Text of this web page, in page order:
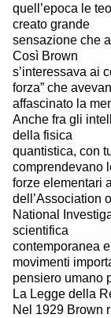
quell’epoca le
creato grande
sensazione che
Così Brown
s’interessava ai
forza” che
affascinato la
Anche fra gli
della fisica
quantistica, con
comprendevano
forze elementari
dell’Association
National
scientifica
contemporanea
movimenti
pensiero umano
La Legge della
Nel 1929 Brown